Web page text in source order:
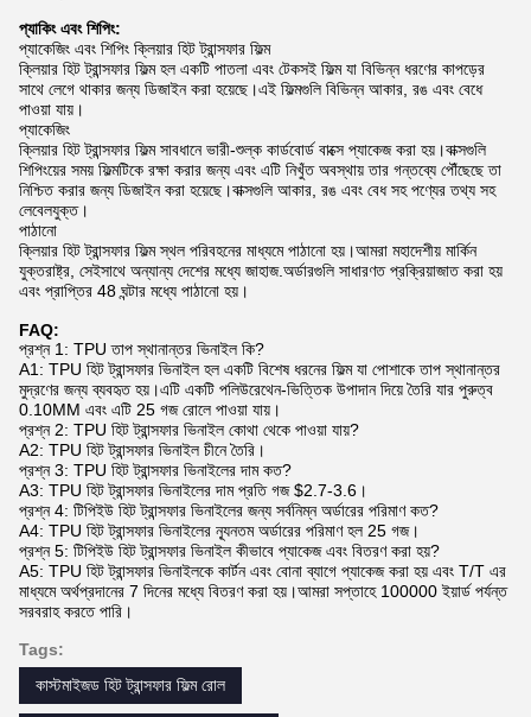
প্যাকিং এবং শিপিং:
প্যাকেজিং এবং শিপিং ক্লিয়ার হিট ট্রান্সফার ফিল্ম
ক্লিয়ার হিট ট্রান্সফার ফিল্ম হল একটি পাতলা এবং টেকসই ফিল্ম যা বিভিন্ন ধরণের কাপড়ের
সাথে লেগে থাকার জন্য ডিজাইন করা হয়েছে।এই ফিল্মগুলি বিভিন্ন আকার, রঙ এবং বেধে
পাওয়া যায়।
প্যাকেজিং
ক্লিয়ার হিট ট্রান্সফার ফিল্ম সাবধানে ভারী-শুল্ক কার্ডবোর্ড বাক্সে প্যাকেজ করা হয়।বাক্সগুলি
শিপিংয়ের সময় ফিল্মটিকে রক্ষা করার জন্য এবং এটি নিখুঁত অবস্থায় তার গন্তব্যে পৌঁছেছে তা
নিশ্চিত করার জন্য ডিজাইন করা হয়েছে।বাক্সগুলি আকার, রঙ এবং বেধ সহ পণ্যের তথ্য সহ
লেবেলযুক্ত।
পাঠানো
ক্লিয়ার হিট ট্রান্সফার ফিল্ম স্থল পরিবহনের মাধ্যমে পাঠানো হয়।আমরা মহাদেশীয় মার্কিন
যুক্তরাষ্ট্র, সেইসাথে অন্যান্য দেশের মধ্যে জাহাজ.অর্ডারগুলি সাধারণত প্রক্রিয়াজাত করা হয়
এবং প্রাপ্তির 48 ঘন্টার মধ্যে পাঠানো হয়।
FAQ:
প্রশ্ন 1: TPU তাপ স্থানান্তর ভিনাইল কি?
A1: TPU হিট ট্রান্সফার ভিনাইল হল একটি বিশেষ ধরনের ফিল্ম যা পোশাকে তাপ স্থানান্তর
মুদ্রণের জন্য ব্যবহৃত হয়।এটি একটি পলিউরেথেন-ভিত্তিক উপাদান দিয়ে তৈরি যার পুরুত্ব
0.10MM এবং এটি 25 গজ রোলে পাওয়া যায়।
প্রশ্ন 2: TPU হিট ট্রান্সফার ভিনাইল কোথা থেকে পাওয়া যায়?
A2: TPU হিট ট্রান্সফার ভিনাইল চীনে তৈরি।
প্রশ্ন 3: TPU হিট ট্রান্সফার ভিনাইলের দাম কত?
A3: TPU হিট ট্রান্সফার ভিনাইলের দাম প্রতি গজ $2.7-3.6।
প্রশ্ন 4: টিপিইউ হিট ট্রান্সফার ভিনাইলের জন্য সর্বনিম্ন অর্ডারের পরিমাণ কত?
A4: TPU হিট ট্রান্সফার ভিনাইলের ন্যূনতম অর্ডারের পরিমাণ হল 25 গজ।
প্রশ্ন 5: টিপিইউ হিট ট্রান্সফার ভিনাইল কীভাবে প্যাকেজ এবং বিতরণ করা হয়?
A5: TPU হিট ট্রান্সফার ভিনাইলকে কার্টন এবং বোনা ব্যাগে প্যাকেজ করা হয় এবং T/T এর
মাধ্যমে অর্থপ্রদানের 7 দিনের মধ্যে বিতরণ করা হয়।আমরা সপ্তাহে 100000 ইয়ার্ড পর্যন্ত
সরবরাহ করতে পারি।
Tags:
কাস্টমাইজড হিট ট্রান্সফার ফিল্ম রোল